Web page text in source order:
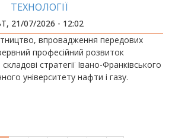
ТЕХНОЛОГІЇ
21/07/2026 - 12:02
впровадження передових
професійний розвиток
стратегії Івано-Франківського
університету нафти і газу.